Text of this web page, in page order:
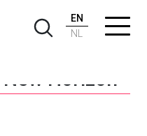
EN
NL
Horizon'